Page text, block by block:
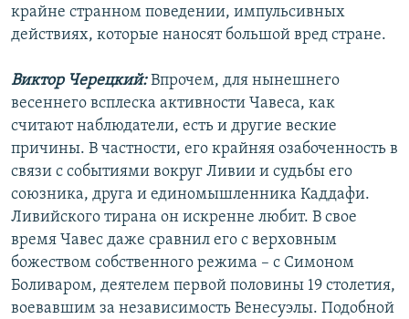
крайне странном поведении, импульсивных
действиях, которые наносят большой вред стране.
Виктор Черецкий:Впрочем, для нынешнего
весеннего всплеска активности Чавеса, как
считают наблюдатели, есть и другие веские
причины. В частности, его крайняя озабоченность в
связи с событиями вокруг Ливии и судьбы его
союзника, друга и единомышленника Каддафи.
Ливийского тирана он искренне любит. В свое
время Чавес даже сравнил его с верховным
божеством собственного режима – с Симоном
Боливаром, деятелем первой половины 19 столетия,
воевавшим за независимость Венесуэлы. Подобной